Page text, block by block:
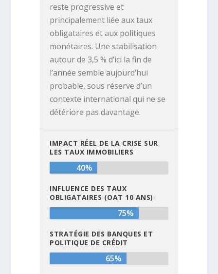
reste progressive et
principalement liée aux taux
obligataires et aux politiques
monétaires. Une stabilisation
autour de 3,5 % d’ici la fin de
l’année semble aujourd’hui
probable, sous réserve d’un
contexte international qui ne se
détériore pas davantage.
IMPACT RÉEL DE LA CRISE SUR
LES TAUX IMMOBILIERS
40%
INFLUENCE DES TAUX
OBLIGATAIRES (OAT 10 ANS)
75%
STRATÉGIE DES BANQUES ET
POLITIQUE DE CRÉDIT
65%